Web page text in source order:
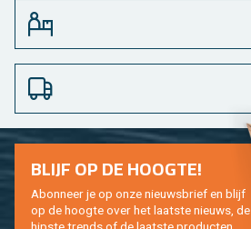
BLIJF OP DE HOOG­TE!
Abon­neer je op onze nieuws­brief en blijf
op de hoog­te over het laat­ste nieuws, de
hip­s­te trends of de laat­ste pro­duc­ten.